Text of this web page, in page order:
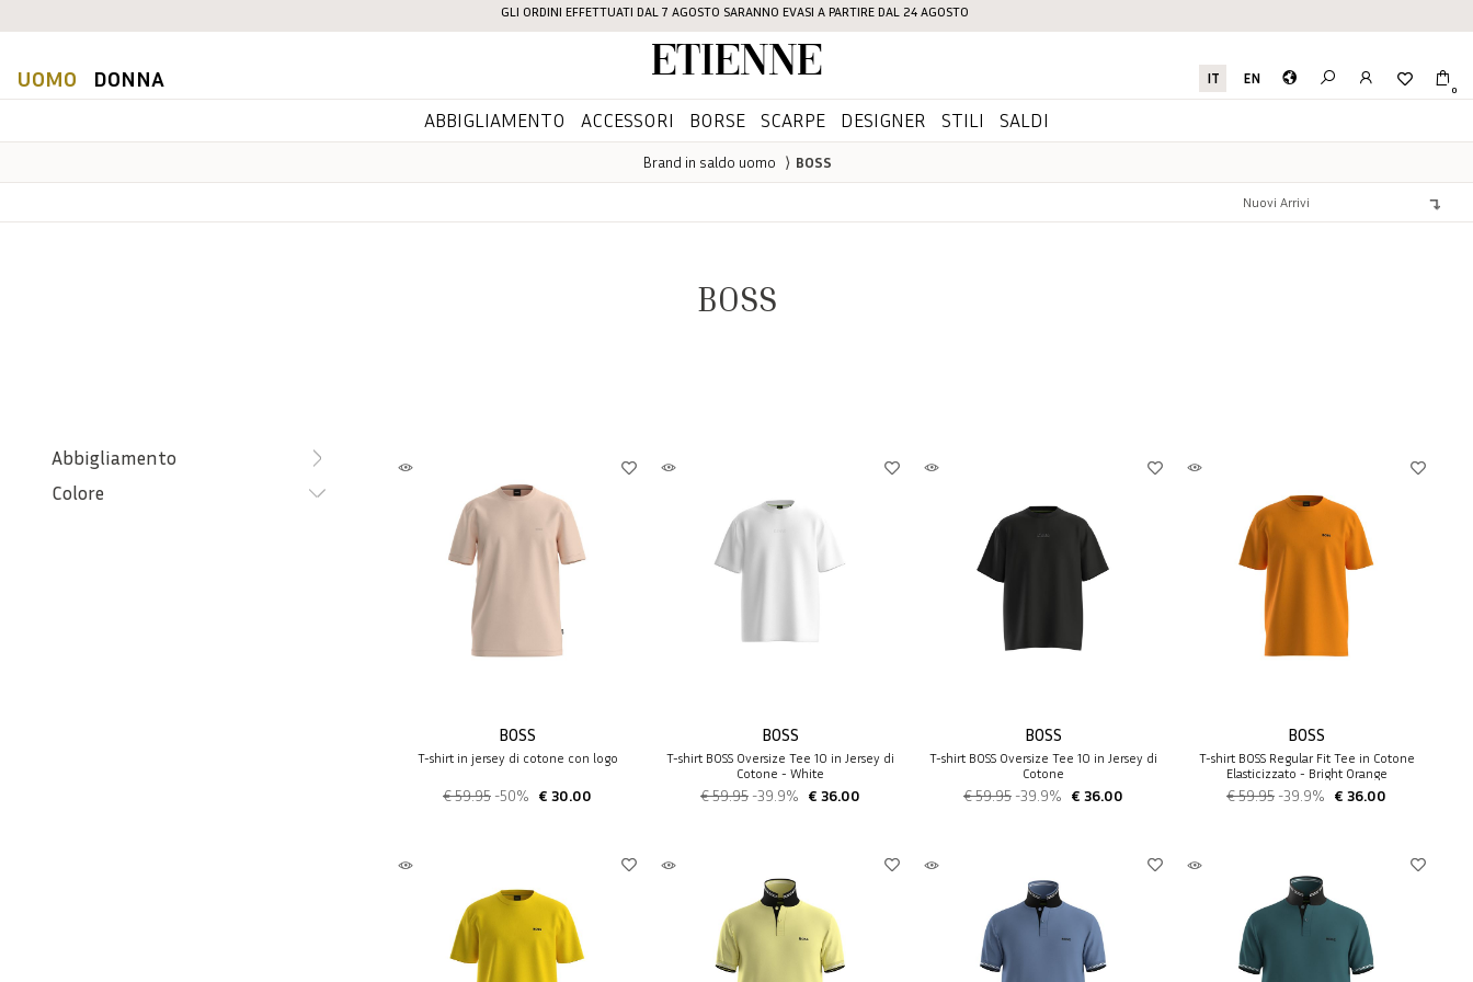
GLI ORDINI EFFETTUATI DAL 7 AGOSTO SARANNO EVASI A PARTIRE DAL 24 AGOSTO
Etienne IT EN
0
UOMO DONNA
ABBIGLIAMENTO ACCESSORI BORSE SCARPE DESIGNER STILI SALDI
Brand in saldo uomo ⟩ BOSS
BOSS
Abbigliamento
Colore
BOSS
T-shirt in jersey di cotone con logo
€ 59.95 -50% € 30.00
BOSS
T-shirt BOSS Oversize Tee 10 in Jersey di
Cotone - White
€ 59.95 -39.9% € 36.00
BOSS
T-shirt BOSS Oversize Tee 10 in Jersey di
Cotone
€ 59.95 -39.9% € 36.00
BOSS
T-shirt BOSS Regular Fit Tee in Cotone
Elasticizzato - Bright Orange
€ 59.95 -39.9% € 36.00